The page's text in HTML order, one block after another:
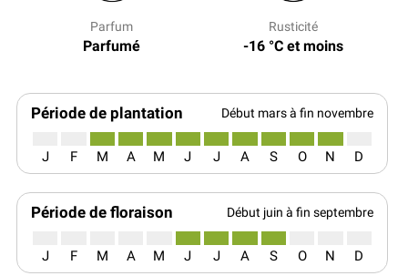
Parfum
Parfumé
Rusticité
-16 °C et moins
Période de plantation Début mars à fin novembre
J F M A M J J A S O N D
Période de floraison Début juin à fin septembre
J F M A M J J A S O N D